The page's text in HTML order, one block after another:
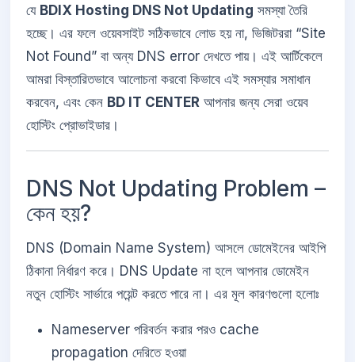
যে BDIX Hosting DNS Not Updating সমস্যা তৈরি
হচ্ছে। এর ফলে ওয়েবসাইট সঠিকভাবে লোড হয় না, ভিজিটররা “Site
Not Found” বা অন্য DNS error দেখতে পায়। এই আর্টিকেলে
আমরা বিস্তারিতভাবে আলোচনা করবো কিভাবে এই সমস্যার সমাধান
করবেন, এবং কেন BD IT CENTER আপনার জন্য সেরা ওয়েব
হোস্টিং প্রোভাইডার।
DNS Not Updating Problem –
কেন হয়?
DNS (Domain Name System) আসলে ডোমেইনের আইপি
ঠিকানা নির্ধারণ করে। DNS Update না হলে আপনার ডোমেইন
নতুন হোস্টিং সার্ভারে পয়েন্ট করতে পারে না। এর মূল কারণগুলো হলোঃ
Nameserver পরিবর্তন করার পরও cache
propagation দেরিতে হওয়া